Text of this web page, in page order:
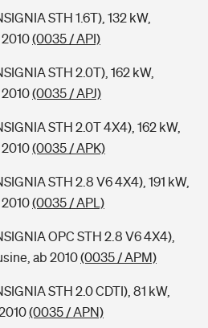
STH 1.6T), 132 kW,
(0035 / API)
STH 2.0T), 162 kW,
(0035 / APJ)
STH 2.0T 4X4), 162 kW,
(0035 / APK)
STH 2.8 V6 4X4), 191 kW,
(0035 / APL)
OPC STH 2.8 V6 4X4),
ab 2010(0035 / APM)
STH 2.0 CDTI), 81 kW,
(0035 / APN)